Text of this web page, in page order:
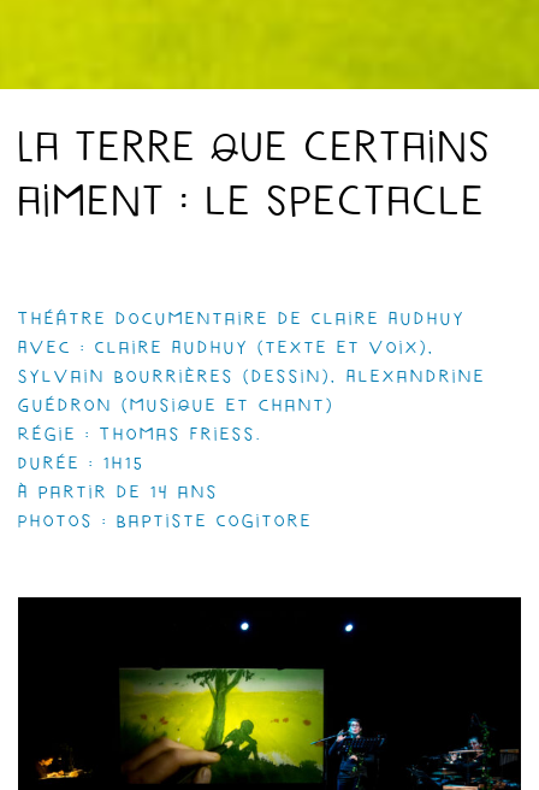
La terre que certains
aiment : le spectacle
Théâtre documentaire de Claire Audhuy
Avec : Claire Audhuy (texte et voix),
Sylvain Bourrières (dessin), Alexandrine
Guédron (musique et chant)
Régie : Thomas Friess.
Durée : 1h15
À partir de 14 ans
Photos : Baptiste Cogitore